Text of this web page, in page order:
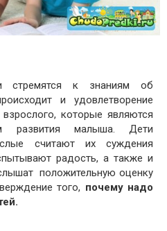
стремятся к знаниям об
и удовлетворение
которые являются
развития малыша. Дети
считают их суждения
радость, а также и
положительную оценку
того, почему надо